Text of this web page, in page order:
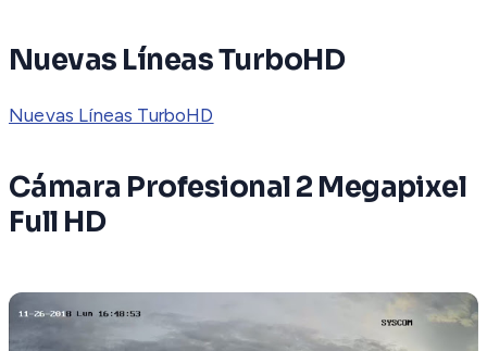
Nuevas Líneas TurboHD
Nuevas Líneas TurboHD
Cámara Profesional 2 Megapixel
Full HD